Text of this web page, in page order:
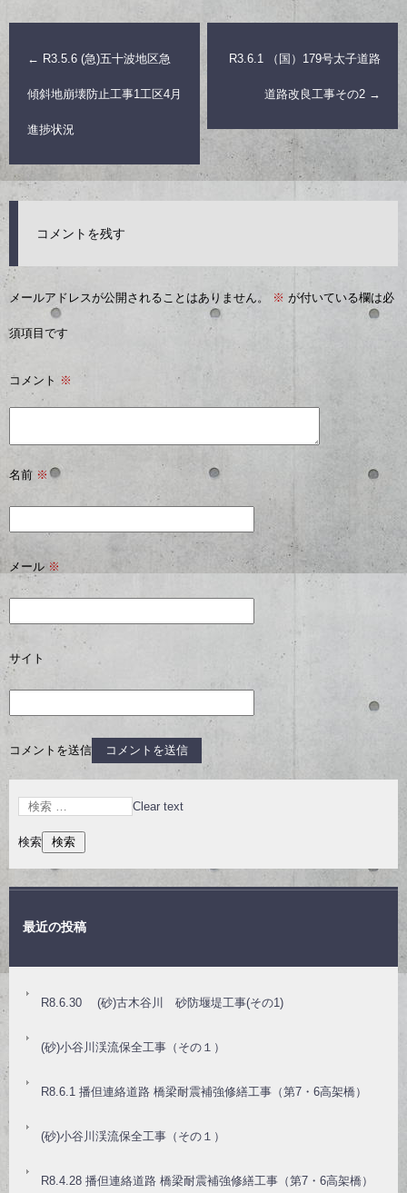
← R3.5.6 (急)五十波地区急
傾斜地崩壊防止工事1工区4月
進捗状況
R3.6.1 （国）179号太子道路
道路改良工事その2 →
コメントを残す
メールアドレスが公開されることはありません。 ※ が付いている欄は必
須項目です
コメント ※
名前 ※
メール ※
サイト
コメントを送信
Clear text
検索
最近の投稿
R8.6.30 (砂)古木谷川 砂防堰堤工事(その1)
(砂)小谷川渓流保全工事（その１）
R8.6.1 播但連絡道路 橋梁耐震補強修繕工事（第7・6高架橋）
(砂)小谷川渓流保全工事（その１）
R8.4.28 播但連絡道路 橋梁耐震補強修繕工事（第7・6高架橋）